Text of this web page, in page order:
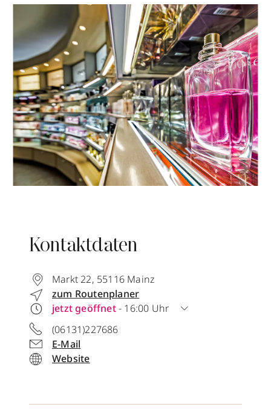
Aktionen
Storefinder
Kontaktdaten
Markt 22, 55116 Mainz
zum Routenplaner
jetzt geöffnet- 16:00 Uhr
(06131)227686
E-Mail
Website